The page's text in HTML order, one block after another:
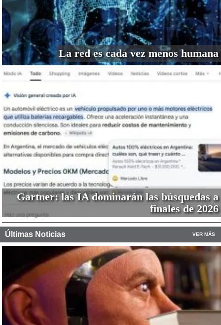
La red es cada vez menos humana
Gartner: las IA dominarán las búsquedas a
finales de 2026
Últimas Noticias VER MÁS